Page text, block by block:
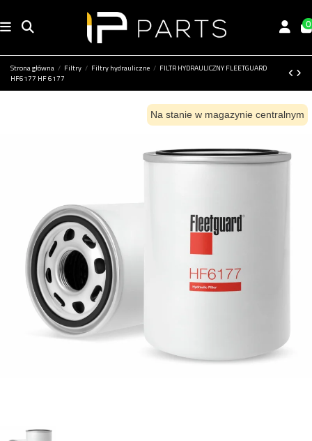
0
Strona główna Filtry Filtry hydrauliczne
FILTR HYDRAULICZNY FLEETGUARD
HF6177 HF 6177
Na stanie w magazynie centralnym